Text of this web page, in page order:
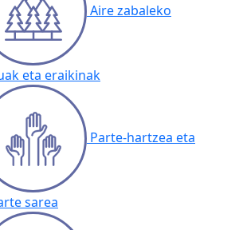
Aire zabaleko
eta eraikinak
Parte-hartzea eta
sarea